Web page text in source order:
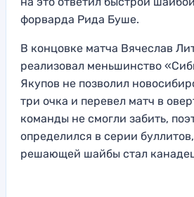
форварда Рида Буше.
В концовке матча Вячеслав
реализовал меньшинство
Якупов не позволил
три очка и перевел матч в
команды не смогли забить,
определился в серии
решающей шайбы стал